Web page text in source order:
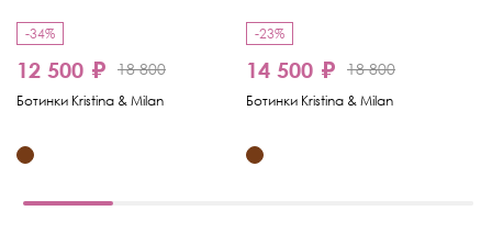
-34%
12 500 ₽ 18 800
Ботинки Kristina & Milan
-23%
14 500 ₽ 18 800
Ботинки Kristina & Milan